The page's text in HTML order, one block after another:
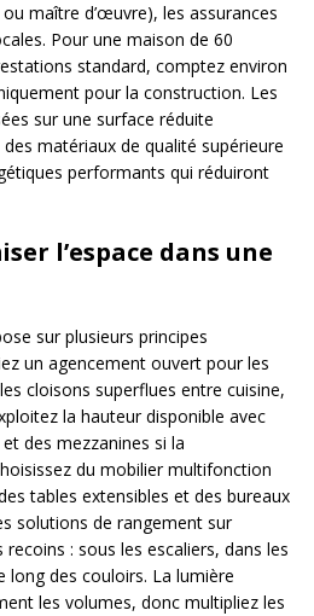
maître d’œuvre), les assurances
Pour une maison de 60
standard, comptez environ
pour la construction. Les
sur une surface réduite
matériaux de qualité supérieure
performants qui réduiront
l’espace dans une
sur plusieurs principes
un agencement ouvert pour les
cloisons superflues entre cuisine,
la hauteur disponible avec
des mezzanines si la
du mobilier multifonction
tables extensibles et des bureaux
solutions de rangement sur
: sous les escaliers, dans les
long des couloirs. La lumière
les volumes, donc multipliez les